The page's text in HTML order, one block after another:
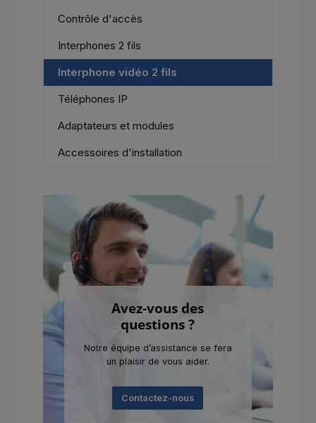
Contrôle d'accès
Interphones 2 fils
Interphone vidéo 2 fils
Téléphones IP
Adaptateurs et modules
Accessoires d'installation
Avez-vous des
questions ?
Notre équipe d’assistance se fera
un plaisir de vous aider.
Contactez-nous